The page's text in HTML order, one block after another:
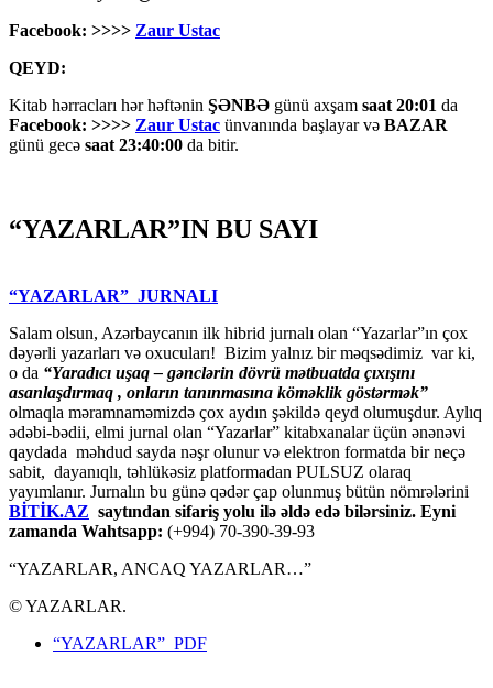
Facebook: >>>> Zaur Ustac
QEYD:
Kitab hərracları hər həftənin ŞƏNBƏ günü axşam saat 20:01 da
Facebook: >>>> Zaur Ustac ünvanında başlayar və BAZAR
günü gecə saat 23:40:00 da bitir.
“YAZARLAR”IN BU SAYI
“YAZARLAR” JURNALI
Salam olsun, Azərbaycanın ilk hibrid jurnalı olan “Yazarlar”ın çox
dəyərli yazarları və oxucuları! Bizim yalnız bir məqsədimiz var ki,
o da “Yaradıcı uşaq – gәnclәrin dövrü mәtbuatda çıxışını
asanlaşdırmaq , onların tanınmasına kömәklik göstәrmәk”
olmaqla məramnaməmizdə çox aydın şəkildə qeyd olumuşdur. Aylıq
ədəbi-bədii, elmi jurnal olan “Yazarlar” kitabxanalar üçün ənənəvi
qaydada məhdud sayda nəşr olunur və elektron formatda bir neçə
sabit, dayanıqlı, təhlükəsiz platformadan PULSUZ olaraq
yayımlanır. Jurnalın bu günə qədər çap olunmuş bütün nömrələrini
BİTİK.AZ saytından sifariş yolu ilə əldə edə bilərsiniz. Eyni
zamanda Wahtsapp: (+994) 70-390-39-93
“YAZARLAR, ANCAQ YAZARLAR…”
© YAZARLAR.
“YAZARLAR” PDF